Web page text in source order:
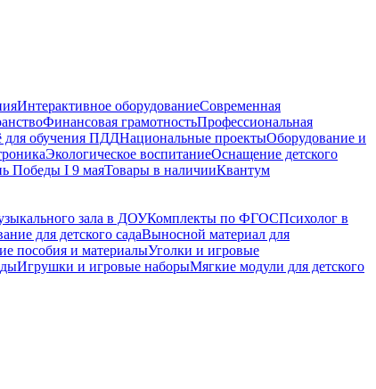
Интерактивное оборудованиеСовременная
Финансовая грамотностьПрофессиональная
для обучения ПДДНациональные проектыОборудование и
Экологическое воспитаниеОснащение детского
Победы I 9 маяТовары в наличииКвантум
зала в ДОУКомплекты по ФГОСПсихолог в
для детского садаВыносной материал для
пособия и материалыУголки и игровые
Игрушки и игровые наборыМягкие модули для детского